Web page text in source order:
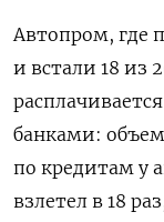
Автопром, где
и встали 18 из
банками:
по кредитам у
взлетел в 18